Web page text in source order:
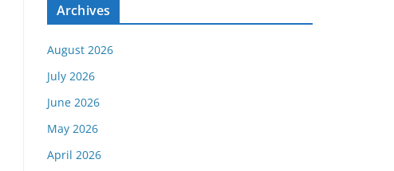
Archives
August 2026
July 2026
June 2026
May 2026
April 2026